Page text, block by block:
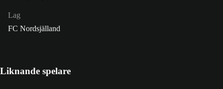
Lag
FC Nordsjälland
Liknande spelare